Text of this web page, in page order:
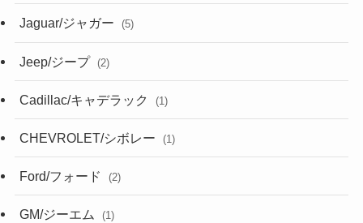
Jaguar/ジャガー (5)
Jeep/ジープ (2)
Cadillac/キャデラック (1)
CHEVROLET/シボレー (1)
Ford/フォード (2)
GM/ジーエム (1)